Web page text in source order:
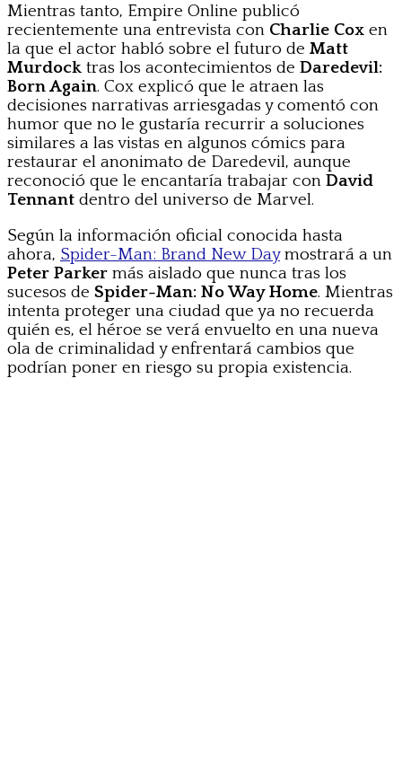
Mientras tanto, Empire Online publicó
recientemente una entrevista con Charlie Cox en
la que el actor habló sobre el futuro de Matt
Murdock tras los acontecimientos de Daredevil:
Born Again. Cox explicó que le atraen las
decisiones narrativas arriesgadas y comentó con
humor que no le gustaría recurrir a soluciones
similares a las vistas en algunos cómics para
restaurar el anonimato de Daredevil, aunque
reconoció que le encantaría trabajar con David
Tennant dentro del universo de Marvel.
Según la información oficial conocida hasta
ahora, Spider-Man: Brand New Daymostrará a un
Peter Parker más aislado que nunca tras los
sucesos de Spider-Man: No Way Home. Mientras
intenta proteger una ciudad que ya no recuerda
quién es, el héroe se verá envuelto en una nueva
ola de criminalidad y enfrentará cambios que
podrían poner en riesgo su propia existencia.